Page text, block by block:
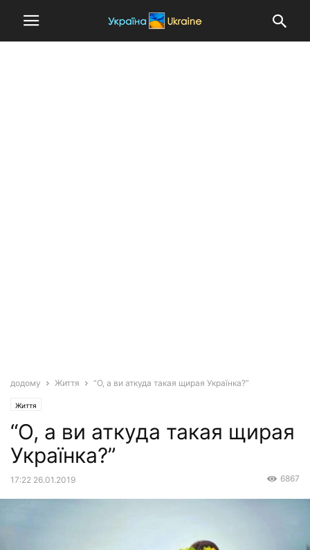
додому Життя “О, а ви аткуда такая щирая Українка?”
Життя
“О, а ви аткуда такая щирая
Українка?”
17:22 26.01.2019 6867